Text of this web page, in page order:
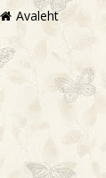
Avaleht